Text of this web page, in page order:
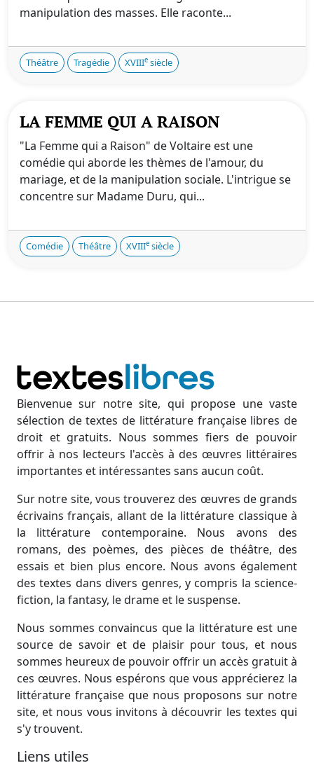
manipulation des masses. Elle raconte...
Théâtre Tragédie XVIIIe siècle
LA FEMME QUI A RAISON
"La Femme qui a Raison" de Voltaire est une
comédie qui aborde les thèmes de l'amour, du
mariage, et de la manipulation sociale. L'intrigue se
concentre sur Madame Duru, qui...
Comédie Théâtre XVIIIe siècle
Bienvenue sur notre site, qui propose une vaste
sélection de textes de littérature française libres de
droit et gratuits. Nous sommes fiers de pouvoir
offrir à nos lecteurs l'accès à des œuvres littéraires
importantes et intéressantes sans aucun coût.
Sur notre site, vous trouverez des œuvres de grands
écrivains français, allant de la littérature classique à
la littérature contemporaine. Nous avons des
romans, des poèmes, des pièces de théâtre, des
essais et bien plus encore. Nous avons également
des textes dans divers genres, y compris la science-
fiction, la fantasy, le drame et le suspense.
Nous sommes convaincus que la littérature est une
source de savoir et de plaisir pour tous, et nous
sommes heureux de pouvoir offrir un accès gratuit à
ces œuvres. Nous espérons que vous apprécierez la
littérature française que nous proposons sur notre
site, et nous vous invitons à découvrir les textes qui
s'y trouvent.
Liens utiles